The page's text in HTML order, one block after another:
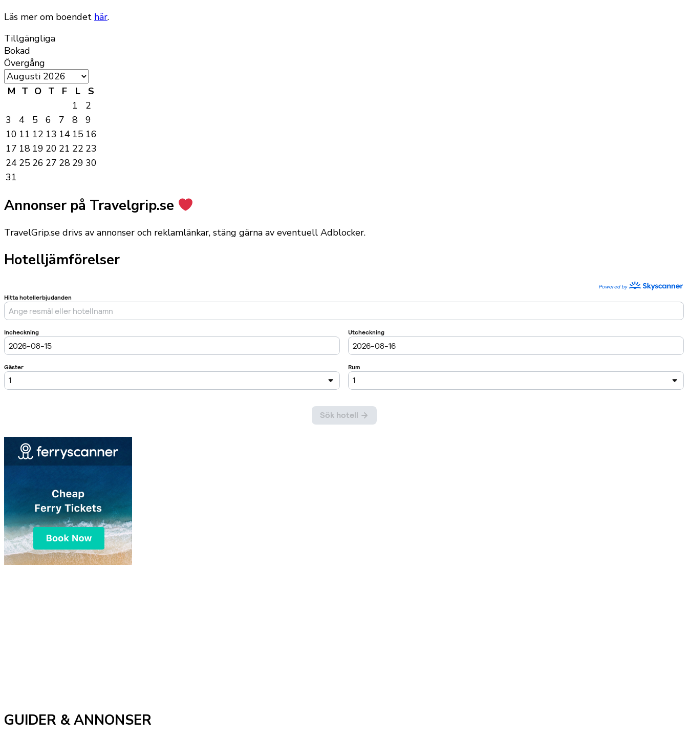
Läs mer om boendet här.
Tillgängliga
Bokad
Övergång
M T O T F L
S
1
2
3
4 5 6 7 8
9
10 11 12 13 14 15 16
17 18 19 20 21 22 23
24 25 26 27 28 29 30
31
Annonser på Travelgrip.se
TravelGrip.se drivs av annonser och reklamlänkar, stäng gärna av eventuell Adblocker.
Hotelljämförelser
GUIDER & ANNONSER